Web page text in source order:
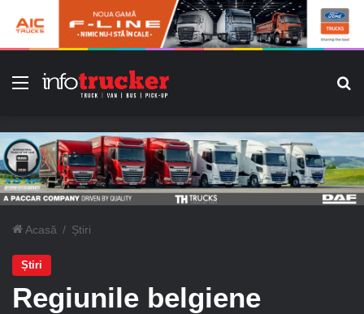
Meniu
Acasă / Știri
Știri
Regiunile belgiene